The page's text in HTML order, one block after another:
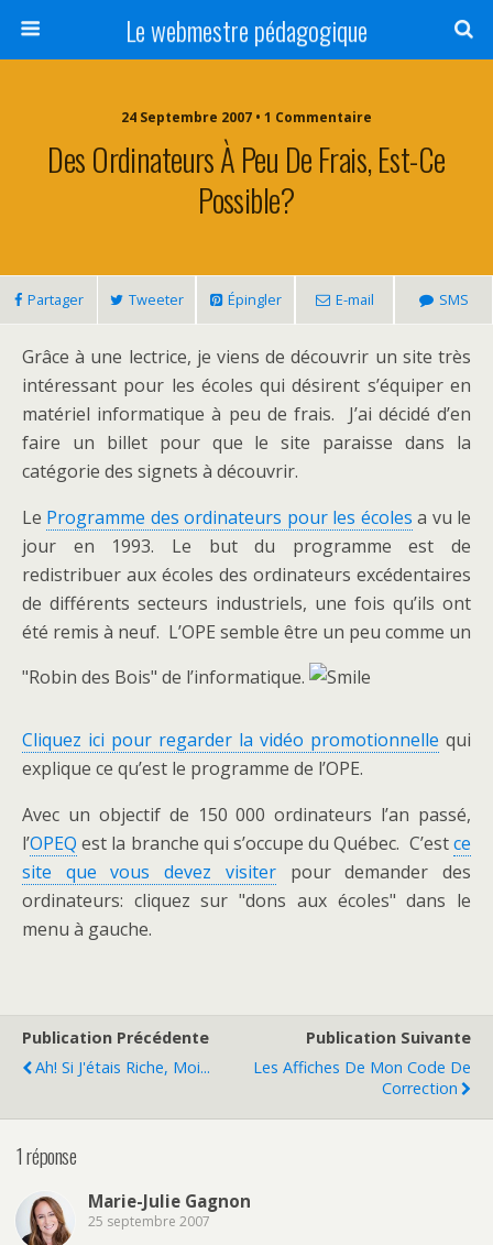
Le webmestre pédagogique
24 Septembre 2007 • 1 Commentaire
Des Ordinateurs À Peu De Frais, Est-Ce
Possible?
Partager Tweeter Épingler E-mail SMS
Grâce à une lectrice, je viens de découvrir un site très
intéressant pour les écoles qui désirent s’équiper en
matériel informatique à peu de frais. J’ai décidé d’en
faire un billet pour que le site paraisse dans la
catégorie des signets à découvrir.
Le Programme des ordinateurs pour les écoles a vu le
jour en 1993. Le but du programme est de
redistribuer aux écoles des ordinateurs excédentaires
de différents secteurs industriels, une fois qu’ils ont
été remis à neuf. L’OPE semble être un peu comme un
"Robin des Bois" de l’informatique.
Cliquez ici pour regarder la vidéo promotionnelle qui
explique ce qu’est le programme de l’OPE.
Avec un objectif de 150 000 ordinateurs l’an passé,
l’OPEQ est la branche qui s’occupe du Québec. C’estce
site que vous devez visiterpour demander des
ordinateurs: cliquez sur "dons aux écoles" dans le
menu à gauche.
Publication Précédente
Ah! Si J'étais Riche, Moi...
Publication Suivante
Les Affiches De Mon Code De
Correction
1 réponse
Marie-Julie Gagnon
25 septembre 2007